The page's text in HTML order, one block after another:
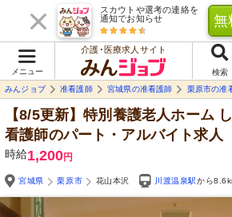
スカウトや選考の連絡を
通知でお知らせ
無
メニュー
介護･医療求人サイト
検索
みんジョブ
准看護師 宮城県の准看護師 栗原市の准
【8/5更新】特別養護老人ホーム
看護師のパート・アルバイト求人
時給1,200円
宮城県
栗原市 花山本沢 川渡温泉駅から